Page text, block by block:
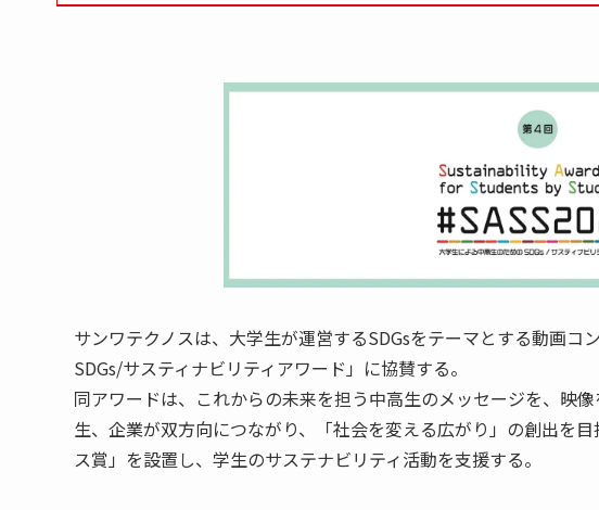
サンワテクノスは、大学生が運営するSDGsをテーマとする動画コ
SDGs/サスティナビリティアワード」に協賛する。
同アワードは、これからの未来を担う中高生のメッセージを、映
生、企業が双方向につながり、「社会を変える広がり」の創出を
ス賞」を設置し、学生のサステナビリティ活動を支援する。